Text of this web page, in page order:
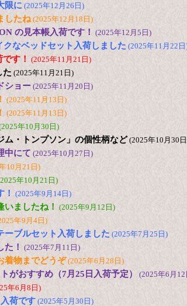
限に (2025年12月26日)
したね(2025年12月18日)
の見本帳入荷です！ (2025年12月5日)
なベッドセット入荷しました (2025年11月22日
す！ (2025年11月21日)
た (2025年11月21日)
ショー(2025年11月20日)
(2025年11月13日)
(2025年11月13日)
年10月30日)
ム・トンプソン」の個性柄など(2025年10月30
中にて (2025年10月27日)
10月21日)
年10月21日)
！ (2025年9月14日)
ましたね！ (2025年9月12日)
年9月4日)
ーブルセット入荷しました (2025年7月25日)
！ (2025年7月11日)
着物までどうぞ(2025年6月28日)
がおすすめ（7月25日入荷予定） (2025年6月12
年6月8日)
荷です (2025年5月30日)